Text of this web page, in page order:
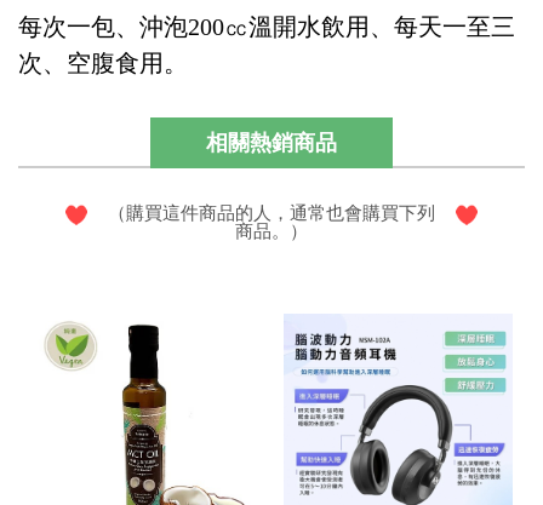
每次一包、沖泡200㏄溫開水飲用、每天一至三
次、空腹食用。
相關熱銷商品
（購買這件商品的人，通常也會購買下列
商品。）